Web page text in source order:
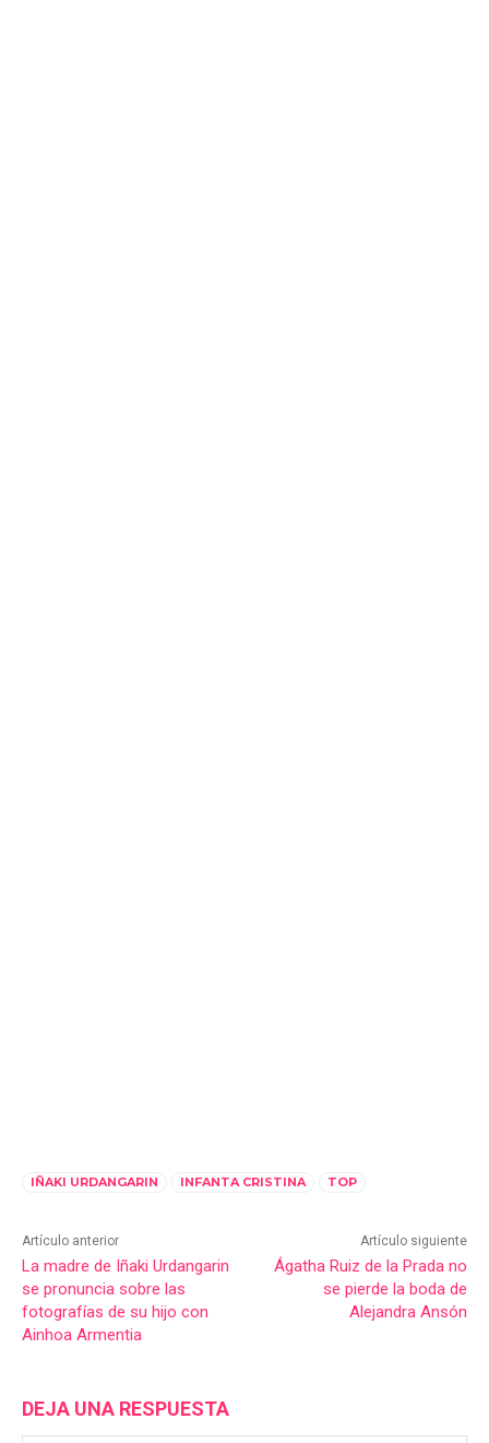
IÑAKI URDANGARIN INFANTA CRISTINA TOP
Artículo anterior
La madre de Iñaki Urdangarin
se pronuncia sobre las
fotografías de su hijo con
Ainhoa Armentia
Artículo siguiente
Ágatha Ruiz de la Prada no
se pierde la boda de
Alejandra Ansón
DEJA UNA RESPUESTA